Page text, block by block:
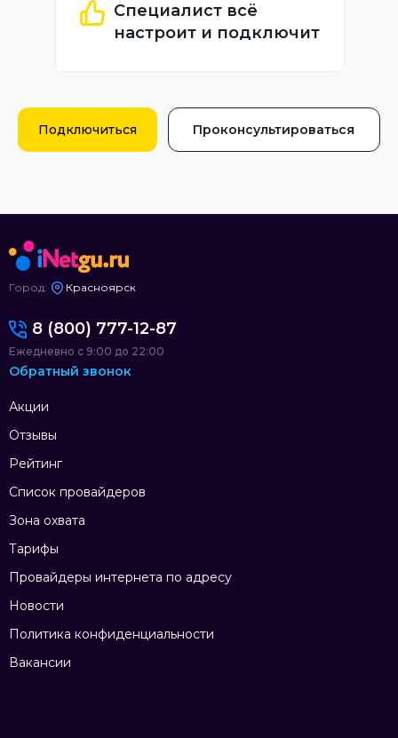
Специалист всё
настроит и подключит
Подключиться Проконсультироваться
Город: Красноярск
Акции
Отзывы
Рейтинг
Список провайдеров
Зона охвата
Тарифы
Провайдеры интернета по адресу
Новости
Политика конфиденциальности
Вакансии
8 (800) 777-12-87
Ежедневно с 9:00 до 22:00
Обратный звонок